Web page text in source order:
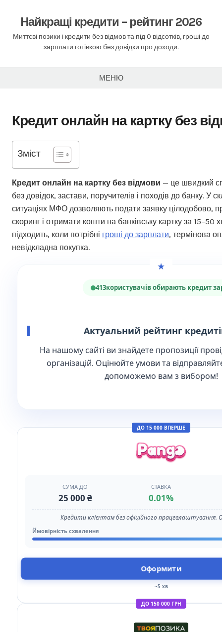
вмісту
Найкращі кредити – рейтинг 2026
Миттєві позики і кредити без відмов та під 0 відсотків, гроші до
зарплати готівкою без довідки про доходи.
МЕНЮ
Кредит онлайн на картку без
Зміст
Кредит онлайн на картку без відмови — це швидкий
без довідок, застави, поручителів і походів до банку. У
ситуаціях МФО дозволяють подати заявку цілодобово,
скоринг і отримати кошти на банківську картку за
підходить, коли потрібні гроші до зарплати, термінова
невідкладна покупка.
413користувачів обирають кредит
Актуальний рейтинг
На нашому сайті ви знайдете пропозиції
організацій. Оцінюйте умови та
допоможемо вам з вибором!
ДО 15 000 ВПЕРШЕ
СУМА ДО
25 000 ₴
СТАВКА
0.01%
Кредити клієнтам без офіційного працевлаштування.
Ймовірність схвалення
Оформити
~5 хв
ДО 150 000 ГРН